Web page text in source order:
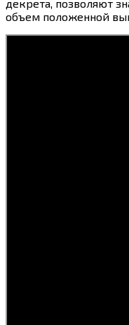
декрета, позволяют
объем положенной